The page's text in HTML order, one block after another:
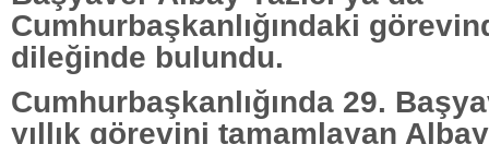
Cumhurbaşkanlığındaki
dileğinde bulundu.
Cumhurbaşkanlığında 29.
yıllık görevini tamamlayan